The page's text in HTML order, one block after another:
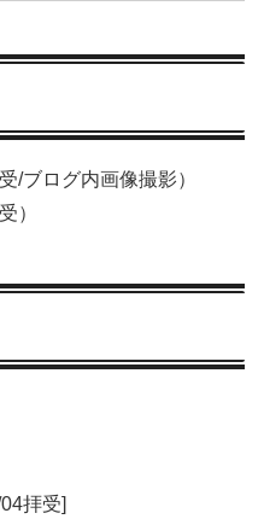
/ブログ内画像撮影）
）
拝受]